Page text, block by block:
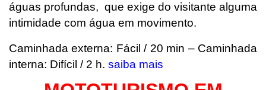
águas profundas, que exige do visitante alguma
intimidade com água em movimento.
Caminhada externa: Fácil / 20 min – Caminhada
interna: Difícil / 2 h. saiba mais